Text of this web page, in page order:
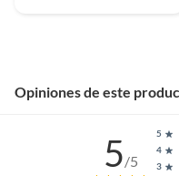
Opiniones de este
5/5 3
4
5